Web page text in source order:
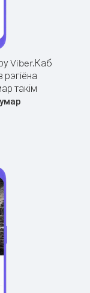
Viber.Каб
рэгіёна
такім